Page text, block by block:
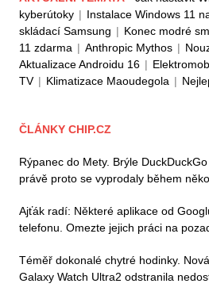
kyberútoky | Instalace Windows 11
skládací Samsung | Konec modré
11 zdarma | Anthropic Mythos |
Aktualizace Androidu 16 |
TV | Klimatizace Maoudegola |
ČLÁNKY CHIP.CZ
Rýpanec do Mety. Brýle
právě proto se vyprodaly během
Ajťák radí: Některé aplikace od
telefonu. Omezte jejich práci na
Téměř dokonalé chytré hodinky.
Galaxy Watch Ultra2 odstranila